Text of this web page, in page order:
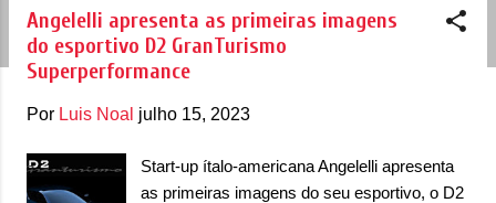
Angelelli apresenta as primeiras imagens
do esportivo D2 GranTurismo
Superperformance
Por Luis Noal julho 15, 2023
Start-up ítalo-americana Angelelli apresenta
as primeiras imagens do seu esportivo, o D2